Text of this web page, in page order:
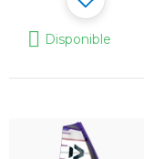
Disponible